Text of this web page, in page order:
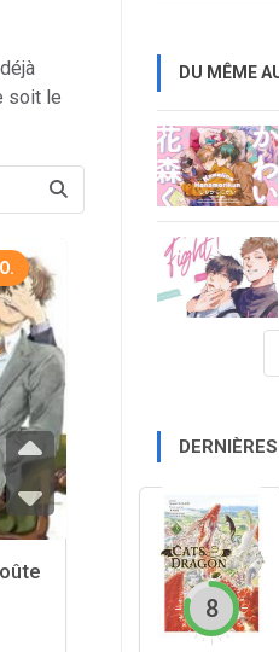
soit le
DU MÊME
8